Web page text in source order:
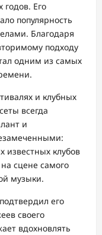
годов. Его
популярность
Благодаря
подходу
одним из самых
и клубных
всегда
и
известных клубов
сцене самого
музыки.
его
своего
вдохновлять